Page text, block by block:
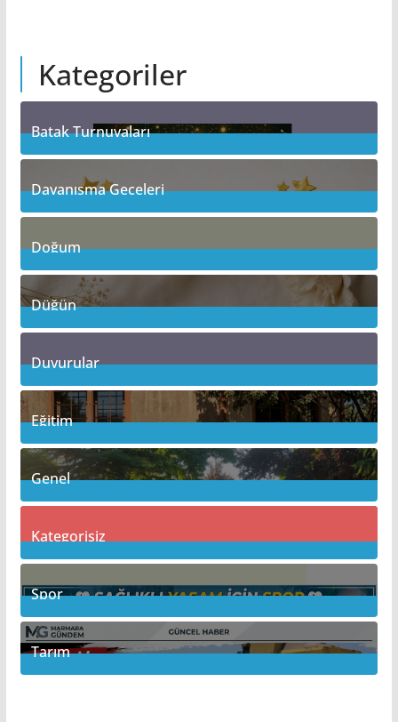
Kategoriler
Batak Turnuvaları
10Posts
Dayanışma Geceleri
19Posts
Doğum
10Posts
Düğün
10Posts
Duyurular
1Posts
Eğitim
22Posts
Genel
115Posts
Kategorisiz
3Posts
Spor
17Posts
Tarım